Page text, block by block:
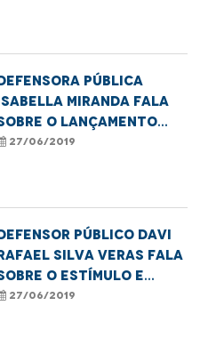
pública
Miranda fala
o lançamento
da campanha
27/06/2019
público Davi
Silva Veras fala
o estímulo e
da Lei
27/06/2019